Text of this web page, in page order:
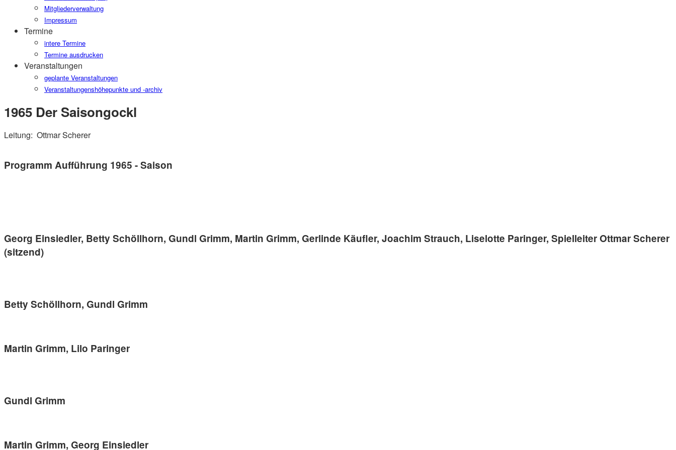
Mitgliederverwaltung
Impressum
Termine
intere Termine
Termine ausdrucken
Veranstaltungen
geplante Veranstaltungen
Veranstaltungenshöhepunkte und -archiv
1965 Der Saisongockl
Leitung: Ottmar Scherer
Programm Aufführung 1965 - Saison
Georg Einsiedler, Betty Schöllhorn, Gundl Grimm, Martin Grimm, Gerlinde Käufler, Joachim Strauch, Liselotte Paringer, Spielleiter Ottmar Scherer
(sitzend)
Betty Schöllhorn, Gundl Grimm
Martin Grimm, Lilo Paringer
Gundl Grimm
Martin Grimm, Georg Einsiedler